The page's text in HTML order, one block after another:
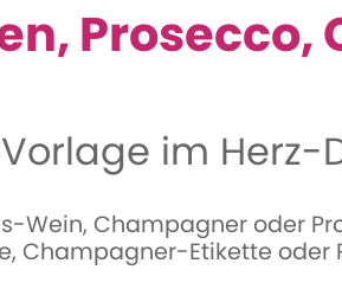
im Herz-
Wein, Champagner oder
Champagner-Etikette